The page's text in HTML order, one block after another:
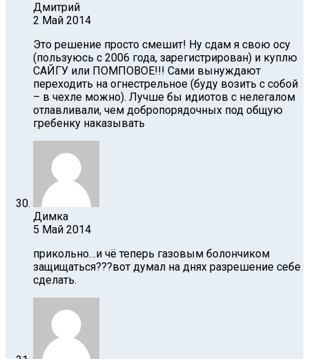
Дмитрий
2 Май 2014
Это решение просто смешит! Ну cдам я свою осу
(пользуюсь с 2006 года, зарегистрирован) и куплю
САЙГУ или ПОМПОВОЕ!!! Сами вынуждают
переходить на огнестрельное (буду возить с собой
– в чехле можно). Лучше бы идиотов с нелегалом
отлавливали, чем добропорядочных под общую
гребенку наказывать
Димка
5 Май 2014
прикольно…и чё теперь газовым болончиком
защищаться???вот думал на днях разрешение себе
сделать.